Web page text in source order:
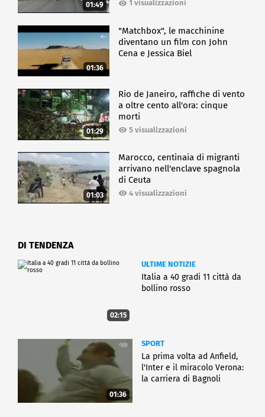
01:49 1 visualizzazioni
01:36
"Matchbox", le macchinine
diventano un film con John
Cena e Jessica Biel
01:29
Rio de Janeiro, raffiche di vento
a oltre cento all'ora: cinque
morti
5 visualizzazioni
01:03
Marocco, centinaia di migranti
arrivano nell'enclave spagnola
di Ceuta
4 visualizzazioni
DI TENDENZA
02:15
ULTIME NOTIZIE
Italia a 40 gradi 11 città da
bollino rosso
01:36
SPORT
La prima volta ad Anfield,
l'Inter e il miracolo Verona:
la carriera di Bagnoli